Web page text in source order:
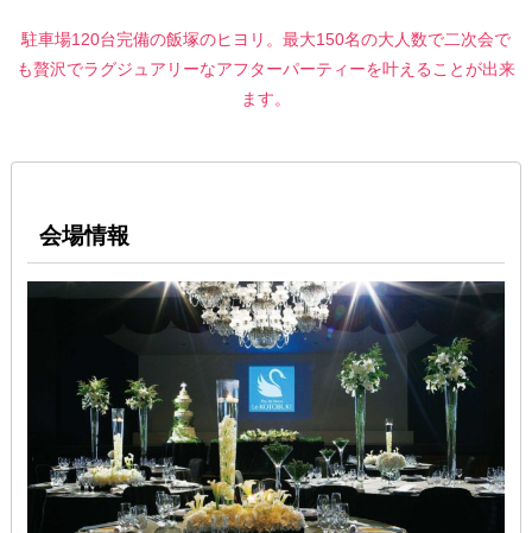
駐車場120台完備の飯塚のヒヨリ。最大150名の大人数で二次会で
も贅沢でラグジュアリーなアフターパーティーを叶えることが出来
ます。
会場情報